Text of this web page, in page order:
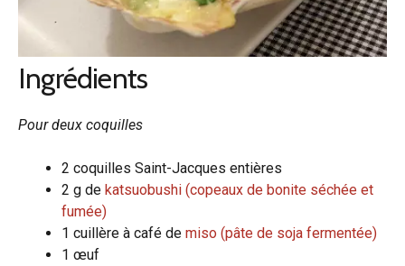
Ingrédients
Pour deux coquilles
2 coquilles Saint-Jacques entières
2 g de katsuobushi (copeaux de bonite séchée et
fumée)
1 cuillère à café de miso (pâte de soja fermentée)
1 œuf